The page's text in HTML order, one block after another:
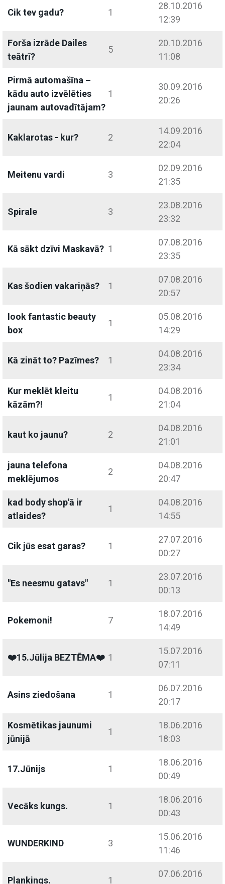
Cik tev gadu? 1
28.10.2016
12:39
Forša izrāde Dailes
teātrī?
5
20.10.2016
11:08
Pirmā automašīna –
kādu auto izvēlēties
jaunam autovadītājam?
1
30.09.2016
20:26
Kaklarotas - kur? 2
14.09.2016
22:04
Meitenu vardi 3
02.09.2016
21:35
Spirale 3
23.08.2016
23:32
Kā sākt dzīvi Maskavā? 1
07.08.2016
23:35
Kas šodien vakariņās? 1
07.08.2016
20:57
look fantastic beauty
box
1
05.08.2016
14:29
Kā zināt to? Pazīmes? 1
04.08.2016
23:34
Kur meklēt kleitu
kāzām?!
1
04.08.2016
21:04
kaut ko jaunu? 2
04.08.2016
21:01
jauna telefona
meklējumos
2
04.08.2016
20:47
kad body shop'ā ir
atlaides?
1
04.08.2016
14:55
Cik jūs esat garas? 1
27.07.2016
00:27
"Es neesmu gatavs" 1
23.07.2016
00:13
Pokemoni! 7
18.07.2016
14:49
❤️15.Jūlija BEZTĒMA❤️ 1
15.07.2016
07:11
Asins ziedošana 1
06.07.2016
20:17
Kosmētikas jaunumi
jūnijā
1
18.06.2016
18:03
17.Jūnijs 1
18.06.2016
00:49
Vecāks kungs. 1
18.06.2016
00:43
WUNDERKIND 3
15.06.2016
11:46
Plankings. 1
07.06.2016